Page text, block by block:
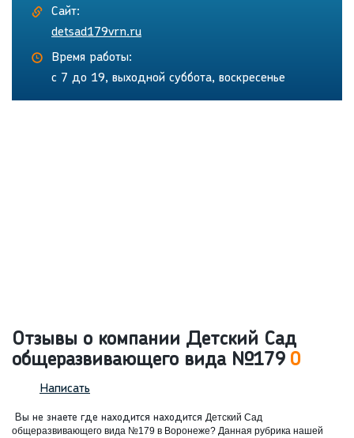
Сайт:
detsad179vrn.ru
Время работы:
с 7 до 19, выходной суббота, воскресенье
Отзывы о компании Детский Сад
общеразвивающего вида №179 0
Написать
Вы не знаете где находится находится Детский Сад
общеразвивающего вида №179 в Воронеже? Данная рубрика нашей